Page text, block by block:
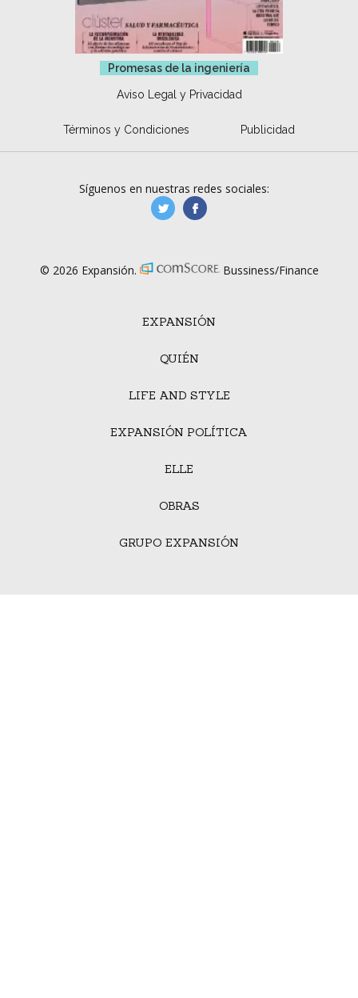
Promesas de la ingeniería
Aviso Legal y Privacidad
Términos y Condiciones Publicidad
EXPANSIÓN
QUIÉN
LIFE AND STYLE
EXPANSIÓN POLÍTICA
ELLE
OBRAS
GRUPO EXPANSIÓN
Síguenos en nuestras redes sociales:
manufacturaGE
© 2026 Expansión. Bussiness/Finance